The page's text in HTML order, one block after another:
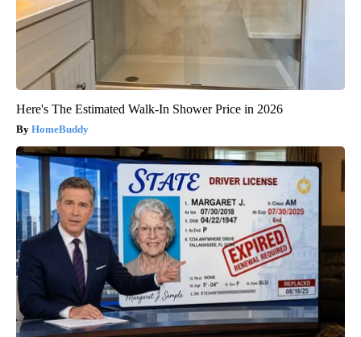
Here's The Estimated Walk-In Shower Price in 2026
HomeBuddy